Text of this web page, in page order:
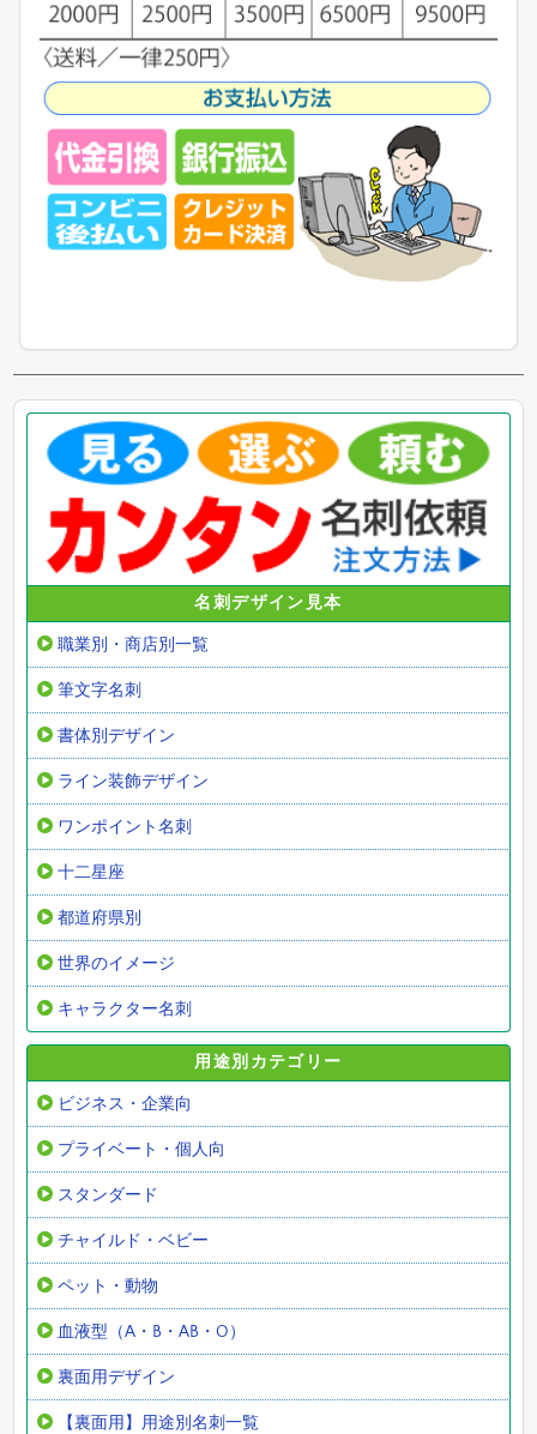
名刺デザイン見本
職業別・商店別一覧
筆文字名刺
書体別デザイン
ライン装飾デザイン
ワンポイント名刺
十二星座
都道府県別
世界のイメージ
キャラクター名刺
用途別カテゴリー
ビジネス・企業向
プライベート・個人向
スタンダード
チャイルド・ベビー
ペット・動物
血液型（A・B・AB・O）
裏面用デザイン
【裏面用】用途別名刺一覧